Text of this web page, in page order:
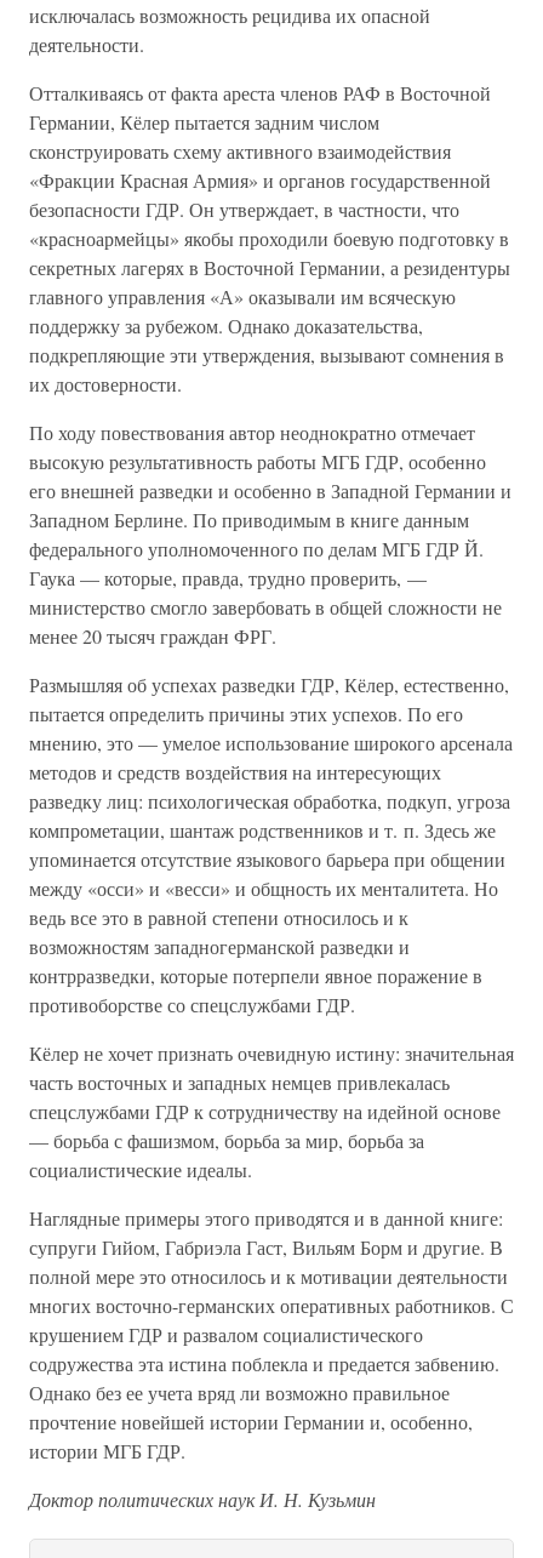
исключалась возможность рецидива их опасной
деятельности.
Отталкиваясь от факта ареста членов РАФ в Восточной
Германии, Кёлер пытается задним числом
сконструировать схему активного взаимодействия
«Фракции Красная Армия» и органов государственной
безопасности ГДР. Он утверждает, в частности, что
«красноармейцы» якобы проходили боевую подготовку в
секретных лагерях в Восточной Германии, а резидентуры
главного управления «А» оказывали им всяческую
поддержку за рубежом. Однако доказательства,
подкрепляющие эти утверждения, вызывают сомнения в
их достоверности.
По ходу повествования автор неоднократно отмечает
высокую результативность работы МГБ ГДР, особенно
его внешней разведки и особенно в Западной Германии и
Западном Берлине. По приводимым в книге данным
федерального уполномоченного по делам МГБ ГДР Й.
Гаука — которые, правда, трудно проверить, —
министерство смогло завербовать в общей сложности не
менее 20 тысяч граждан ФРГ.
Размышляя об успехах разведки ГДР, Кёлер, естественно,
пытается определить причины этих успехов. По его
мнению, это — умелое использование широкого арсенала
методов и средств воздействия на интересующих
разведку лиц: психологическая обработка, подкуп, угроза
компрометации, шантаж родственников и т. п. Здесь же
упоминается отсутствие языкового барьера при общении
между «осси» и «весси» и общность их менталитета. Но
ведь все это в равной степени относилось и к
возможностям западногерманской разведки и
контрразведки, которые потерпели явное поражение в
противоборстве со спецслужбами ГДР.
Кёлер не хочет признать очевидную истину: значительная
часть восточных и западных немцев привлекалась
спецслужбами ГДР к сотрудничеству на идейной основе
— борьба с фашизмом, борьба за мир, борьба за
социалистические идеалы.
Наглядные примеры этого приводятся и в данной книге:
супруги Гийом, Габриэла Гаст, Вильям Борм и другие. В
полной мере это относилось и к мотивации деятельности
многих восточно-германских оперативных работников. С
крушением ГДР и развалом социалистического
содружества эта истина поблекла и предается забвению.
Однако без ее учета вряд ли возможно правильное
прочтение новейшей истории Германии и, особенно,
истории МГБ ГДР.
Доктор политических наук И. Н. Кузьмин